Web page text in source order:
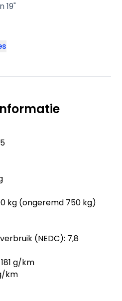
19"
kg (ongeremd 750 kg)
(NEDC): 7,8
g/km
km